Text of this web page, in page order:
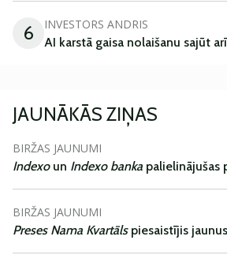
6 INVESTORS ANDRIS
AI karstā gaisa nolaišanu sajūt
JAUNĀKĀS ZIŅAS
BIRŽAS JAUNUMI
Indexoun Indexo banka palielinājušas
BIRŽAS JAUNUMI
Preses Nama Kvartāls piesaistījis